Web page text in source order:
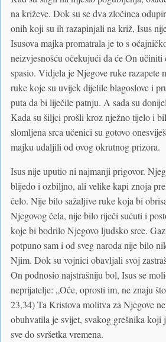
na križeve. Dok su se dva zločinca
onih koji su ih razapinjali na križ, Isus
Isusova majka promatrala je to s
neizvjesnošću očekujući da će On učiniti
spasio. Vidjela je Njegove ruke razapete
ruke koje su uvijek dijelile blagoslove i
puta da bi liječile patnju. A sada su
Kada su šiljci prošli kroz nježno tijelo i
slomljena srca učenici su gotovo
majku udaljili od ovog okrutnog prizora.
Isus nije uputio ni najmanji prigovor.
blijedo i ozbiljno, ali velike kapi znoja
čelo. Nije bilo sažaljive ruke koja bi
Njegovog čela, nije bilo riječi sućuti i
koje bi bodrilo Njegovo ljudsko srce.
potpuno sam i od sveg naroda nije bilo
Njim. Dok su vojnici obavljali svoj
On podnosio najstrašniju bol, Isus se
neprijatelje: „Oče, oprosti im, ne znaju
23,34) Ta Kristova molitva za Njegove
obuhvatila je svijet, svakog grešnika koji
sve do svršetka vremena.